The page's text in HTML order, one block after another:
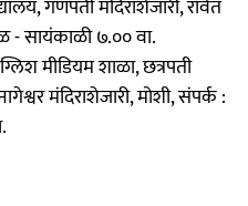
गणपती मंदिराशेजारी, रावेत
- सायंकाळी ७.०० वा.
मीडियम शाळा, छत्रपती
मंदिराशेजारी, मोशी, संपर्क :